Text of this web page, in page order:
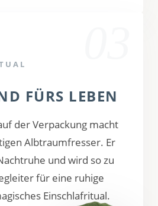
FÜRS LEBEN
der Verpackung macht
Albtraumfresser. Er
und wird so zu
für eine ruhige
Einschlafritual.